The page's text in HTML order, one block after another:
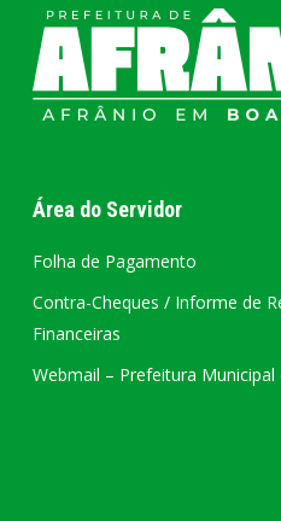
Área do Servidor
Folha de Pagamento
Contra-Cheques / Informe de
Financeiras
Webmail – Prefeitura Municipal